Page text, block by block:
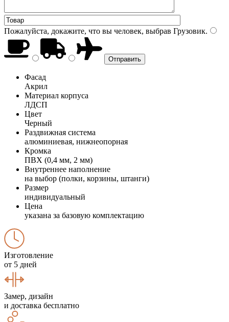
Пожалуйста, докажите, что вы человек, выбрав Грузовик.
Фасад
Акрил
Материал корпуса
ЛДСП
Цвет
Черный
Раздвижная система
алюминиевая, нижнеопорная
Кромка
ПВХ (0,4 мм, 2 мм)
Внутреннее наполнение
на выбор (полки, корзины, штанги)
Размер
индивидуальный
Цена
указана за базовую комплектацию
Изготовление
от 5 дней
Замер, дизайн
и доставка бесплатно